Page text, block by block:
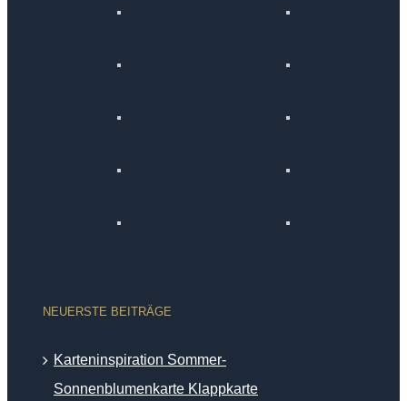
NEUERSTE BEITRÄGE
Karteninspiration Sommer-
Sonnenblumenkarte Klappkarte